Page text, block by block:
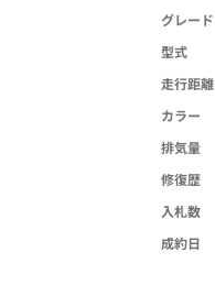
グレード
型式
走行距離
カラー
排気量
修復歴
入札数
成約日